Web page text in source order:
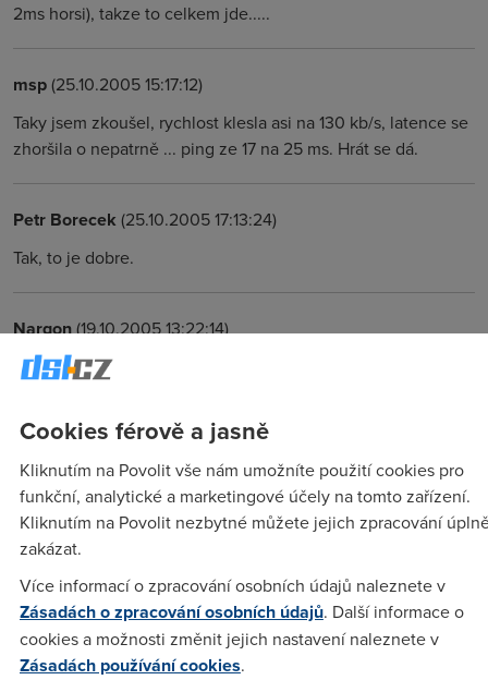
2ms horsi), takze to celkem jde.....
msp(25.10.2005 15:17:12)
Taky jsem zkoušel, rychlost klesla asi na 130 kb/s, latence se
zhoršila o nepatrně ... ping ze 17 na 25 ms. Hrát se dá.
Petr Borecek (25.10.2005 17:13:24)
Tak, to je dobre.
Nargon(19.10.2005 13:22:14)
A je na tebe Fup Aplikovany nebo ne?
TheIF(19.10.2005 14:49:21)
Wole jeseš ve FUPU tak tu neřvi, se logni na user.nextra a
přikup si data :-) Já mám 1FUN přes ČT a ve FUPU to jede
download 10-12KB/s up 12KB/s ale nesmíte mít více
downlaodu pak to strašně kolísá - z DC++ to máte tak v
průměru 5KB/s :-( NO-FUP hodně kolísá někde mezi
110/70KB/s a uplaod 23KB/s. Tyhle hodnoty jsou mnohem
horší než před zavedení FUPU kdy byla rychlost stabilní.
Aspoň že ten FUP není 6KB/s jako u konkurence, takhle se
Cookies férově a jasně
Kliknutím na Povolit vše nám umožníte použití cookies pro
funkční, analytické a marketingové účely na tomto zařízení.
Kliknutím na Povolit nezbytné můžete jejich zpracování
zakázat.
Více informací o zpracování osobních údajů naleznete v
Zásadách o zpracování osobních údajů. Další informace o
cookies a možnosti změnit jejich nastavení naleznete v
Zásadách používání cookies.